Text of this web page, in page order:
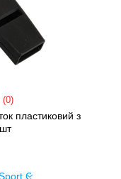
(0)
пластиковий з